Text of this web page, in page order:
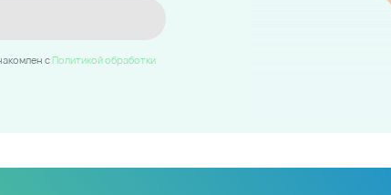
c Политикой обработки